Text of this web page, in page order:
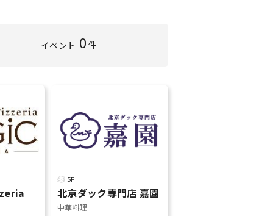
イベント 0 件
5F
北京ダック専門店 嘉園
中華料理